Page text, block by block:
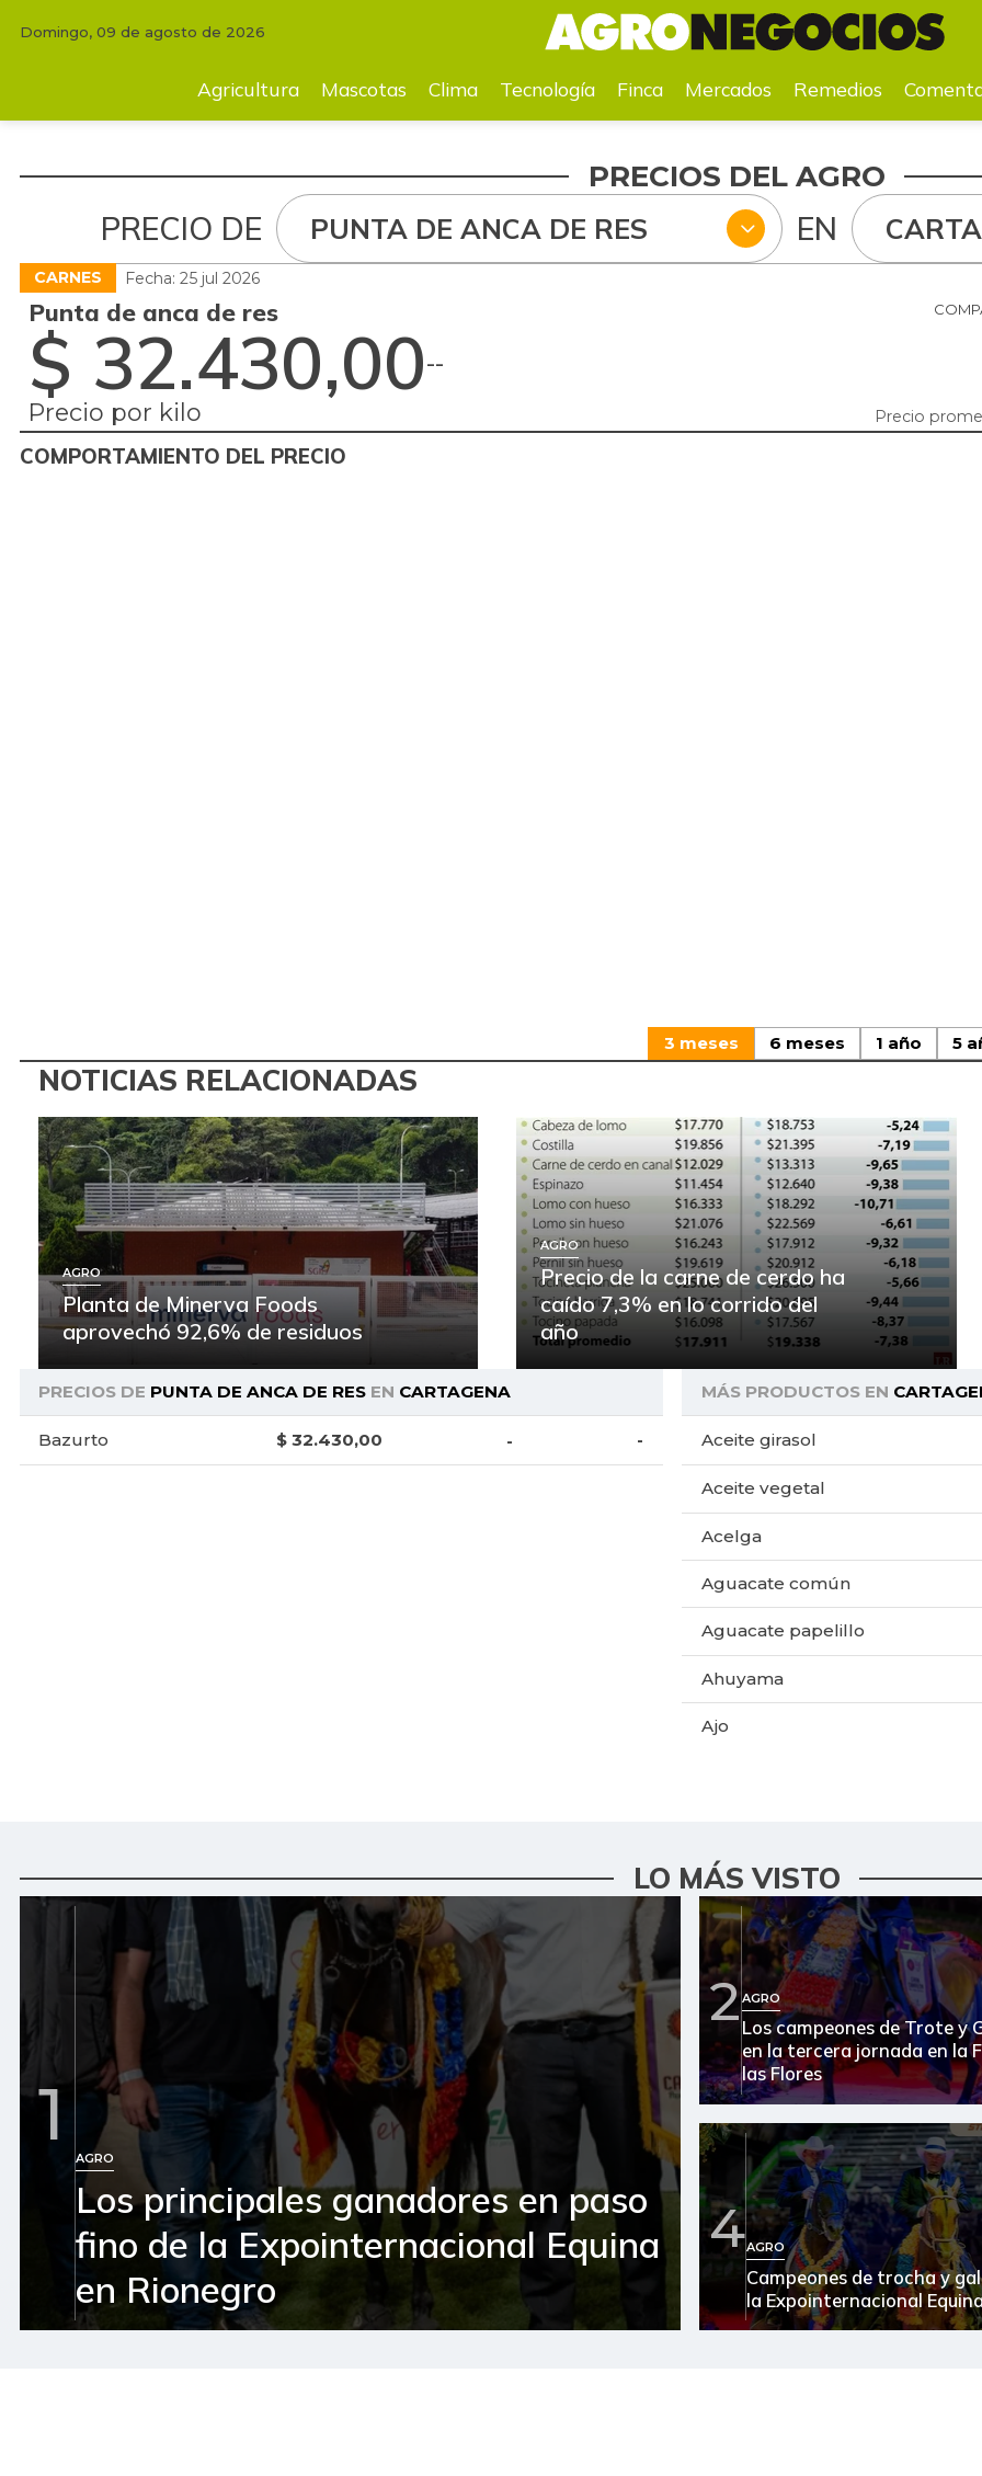
Mascotas Clima Tecnología Mercados Remedios Comentarios Agenda
Domingo, 09 de agosto de 2026
Agricultura Mascotas Clima Tecnología Finca Mercados Remedios
PRECIOS DEL AGRO
PRECIO DE PUNTA DE ANCA DE RES EN
CARNES Fecha: 25 jul 2026
Punta de anca de res
$ 32.430,00--
Precio por kilo
Precio
COMPORTAMIENTO DEL PRECIO
3 meses 6 meses 1 año 5
NOTICIAS RELACIONADAS
AGRO
Planta de Minerva Foods
aprovechó 92,6% de residuos
AGRO
Precio de la carne de cerdo ha
caído 7,3% en lo corrido del
año
PRECIOS DE PUNTA DE ANCA DE RESEN CARTAGENA
Bazurto $ 32.430,00 - -
MÁS PRODUCTOS EN
Aceite girasol
Aceite vegetal
Acelga
Aguacate común
Aguacate papelillo
Ahuyama
Ajo
Alas de pollo sin costillar
Apio
Arroz de primera
Arroz de segunda
Arroz excelso
Arveja verde seca
Atún en lata
Avena en hojuelas
Azúcar
Azúcar refinada
LO MÁS VISTO
1
AGRO
Los principales ganadores en paso
fino de la Expointernacional Equina
en Rionegro
2AGRO
Los campeones de Trote y
en la tercera jornada en la
las Flores
4AGRO
Campeones de trocha y
la Expointernacional